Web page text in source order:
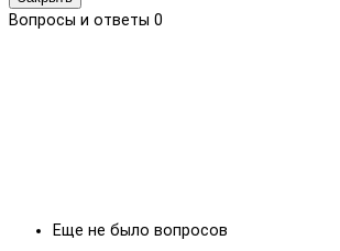
Вопросы и ответы 0
Еще не было вопросов